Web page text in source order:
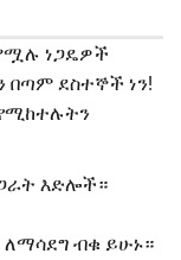
ነጋዴዎች
በጣም ደስተኞች ነን!
የሚከተሉትን
እድሎች።
ብቁ ይሁኑ።